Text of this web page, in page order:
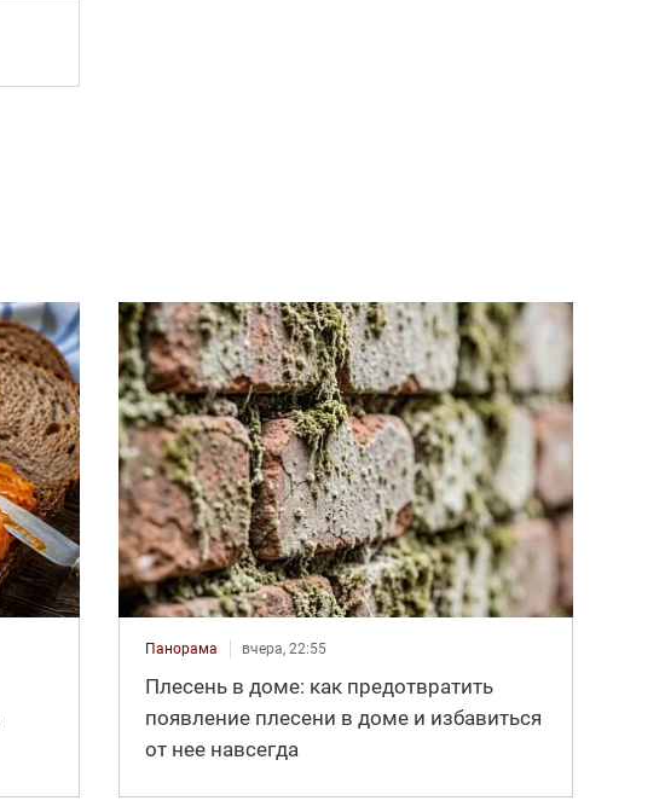
Панорама вчера, 22:55
Плесень в доме: как предотвратить
появление плесени в доме и избавиться
от нее навсегда